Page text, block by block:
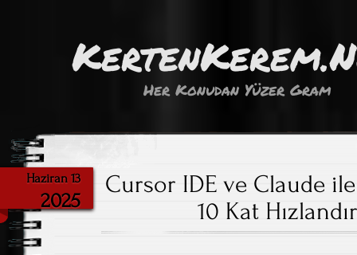
Her Konudan Yüzer Gram
Haziran 13
2025
Cursor IDE ve Claude
10 Kat